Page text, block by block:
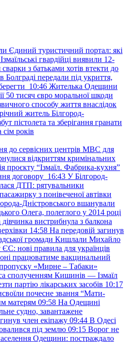
Єдиний туристичний портал: які
Ізмаїльські гвардійці виявили 12-
з батьками хотів втекти до
Болграді передали під укриття,
10:46 Жителька Одещини
50 тисяч євро моральної шкоди
способу життя внаслідок
житель Білгород-
пістолета та зберігання гранати
років
до сервісних центрів МВС для
відкриттям кримінальних
проєкту “Ізмаїл. Фабрика-кухня”
договору 16:43 У Білгород-
ДТП: рятувальники
з понівеченої автівки
Дністровського вшанували
Олега, полеглого у 2014 році
вистрибнула з балкона
14:58 На передовій загинув
громади Кишлали Михайло
нові правила для українців
працюватиме вакцинальний
«Мирне – Табаки»
сполученням Кишинів — Ізмаїл
партію лікарських засобів 10:17
почесне звання “Мати-
матерям 09:58 На Одещині
судно, завантажене
член екіпажу 09:44 В Одесі
під землю 09:15 Ворог не
Одещини: постраждало